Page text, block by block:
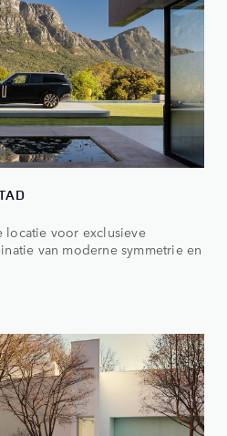
locatie voor exclusieve
van moderne symmetrie en